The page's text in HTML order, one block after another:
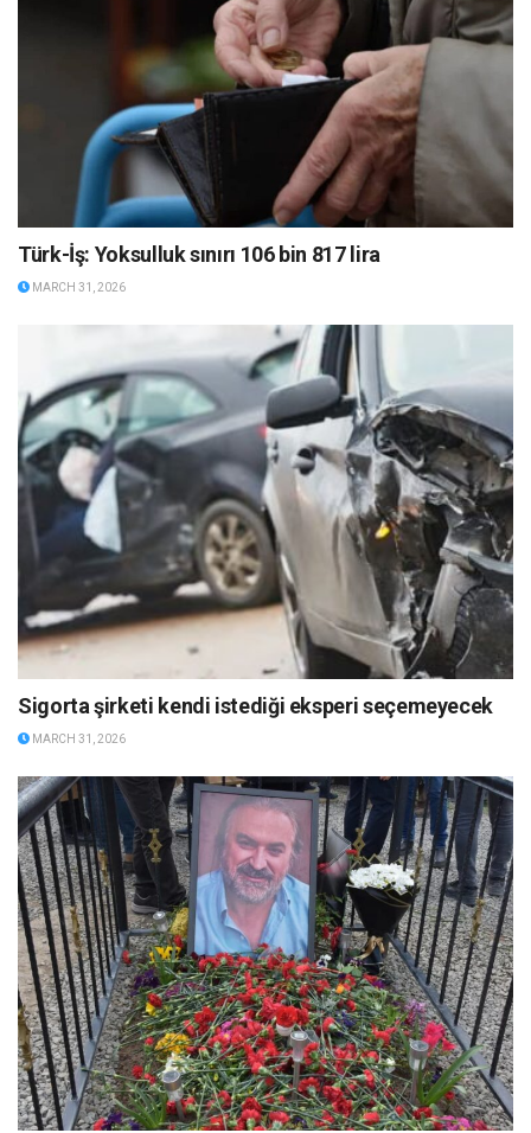
Türk-İş: Yoksulluk sınırı 106 bin 817 lira
MARCH 31, 2026
Sigorta şirketi kendi istediği eksperi seçemeyecek
MARCH 31, 2026